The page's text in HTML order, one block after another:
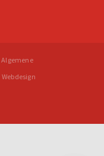
Algemene
Webdesign